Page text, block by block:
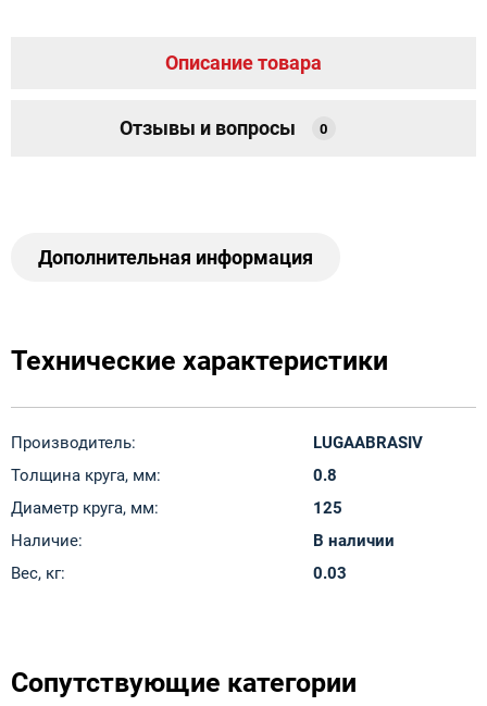
Описание товара
Отзывы и вопросы 0
Дополнительная информация
Технические характеристики
Производитель:
LUGAABRASIV
Толщина круга, мм:
0.8
Диаметр круга, мм:
125
Наличие:
В наличии
Вес, кг:
0.03
Сопутствующие категории